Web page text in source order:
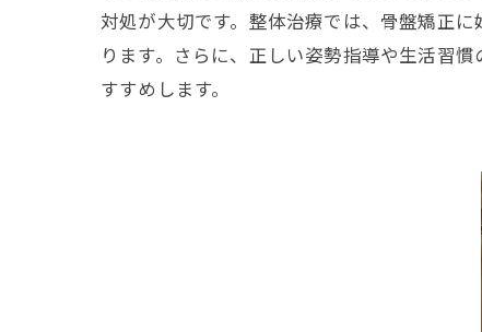
対処が大切です。整体治療では、骨盤矯正
ります。さらに、正しい姿勢指導や生活習
すすめします。